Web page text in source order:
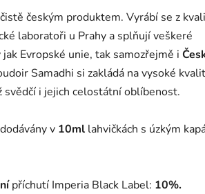
českým produktem. Vyrábí se z
laboratoři u Prahy a splňují veškeré
Evropské unie, tak samozřejmě i
Samadhi si zakládá na vysoké
svědčí i jejich celostátní oblíbenost.
v 10ml lahvičkách s úzkým
příchutí Imperia Black Label: 10%.